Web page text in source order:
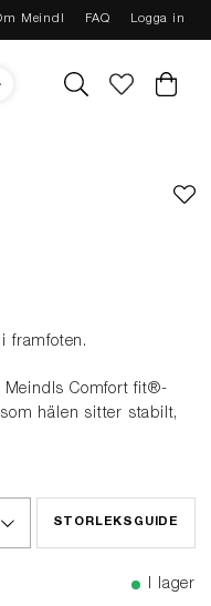
Meindl FAQ Logga in
MEINDL
framfoten.
Meindls Comfort fit®-
hälen sitter stabilt,
STORLEKSGUIDE
I lager